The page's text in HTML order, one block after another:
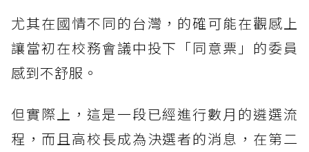
尤其在國情不同的台灣，的確可能在觀感上
讓當初在校務會議中投下「同意票」的委員
感到不舒服。
但實際上，這是一段已經進行數月的遴選流
程，而且高校長成為決選者的消息，在第二